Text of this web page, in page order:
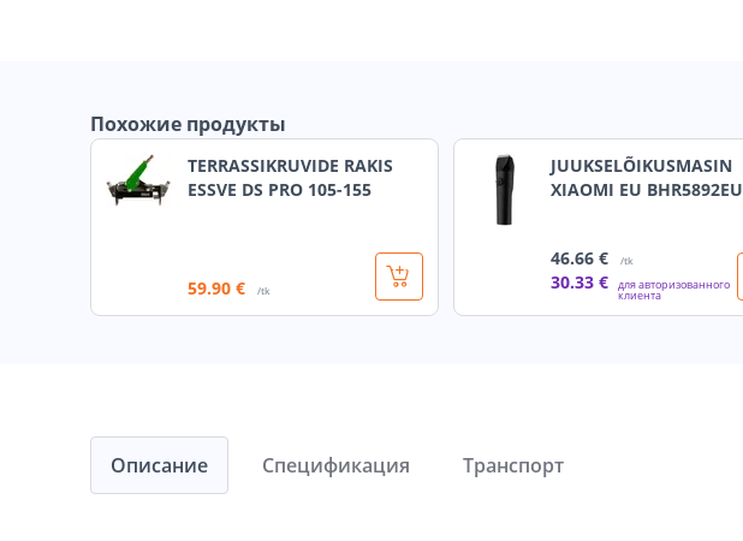
Похожие продукты
TERRASSIKRUVIDE RAKIS
ESSVE DS PRO 105-155
59.90 € /tk
JUUKSELÕIKUSMASIN
XIAOMI EU BHR5892EU
46.66 € /tk
30.33 € для авторизованного
клиента
Описание Спецификация Транспорт